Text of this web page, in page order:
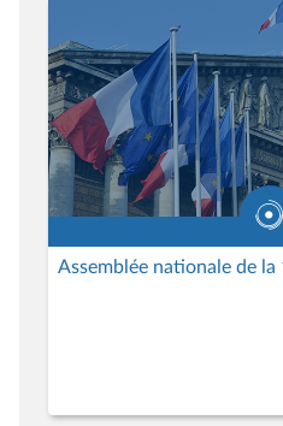
Assemblée nationale de la